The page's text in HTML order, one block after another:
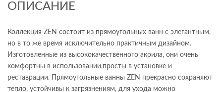
ОПИСАНИЕ
Коллекция ZEN состоит из прямоугольных ванн с элегантным,
но в то же время исключительно практичным дизайном.
Изготовленные из высококачественного акрила, они очень
комфортны в использовании,просты в установке и
реставрации. Прямоугольные ванны ZEN прекрасно сохраняют
тепло, устойчивы к загрязнениям, для ухода можно